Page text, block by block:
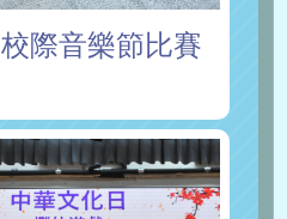
際音樂節比賽